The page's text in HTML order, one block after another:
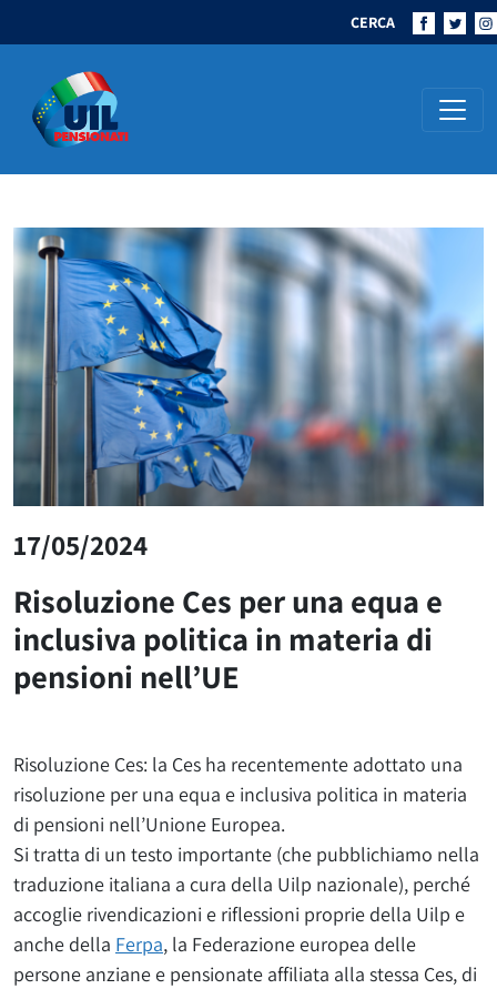
CERCA
Navigazione principale
17/05/2024
Risoluzione Ces per una equa e
inclusiva politica in materia di
pensioni nell’UE
Risoluzione Ces: la Ces ha recentemente adottato una
risoluzione per una equa e inclusiva politica in materia
di pensioni nell’Unione Europea.
Si tratta di un testo importante (che pubblichiamo nella
traduzione italiana a cura della Uilp nazionale), perché
accoglie rivendicazioni e riflessioni proprie della Uilp e
anche della Ferpa, la Federazione europea delle
persone anziane e pensionate affiliata alla stessa Ces, di